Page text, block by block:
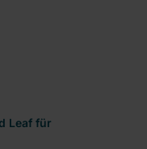
Leaf für